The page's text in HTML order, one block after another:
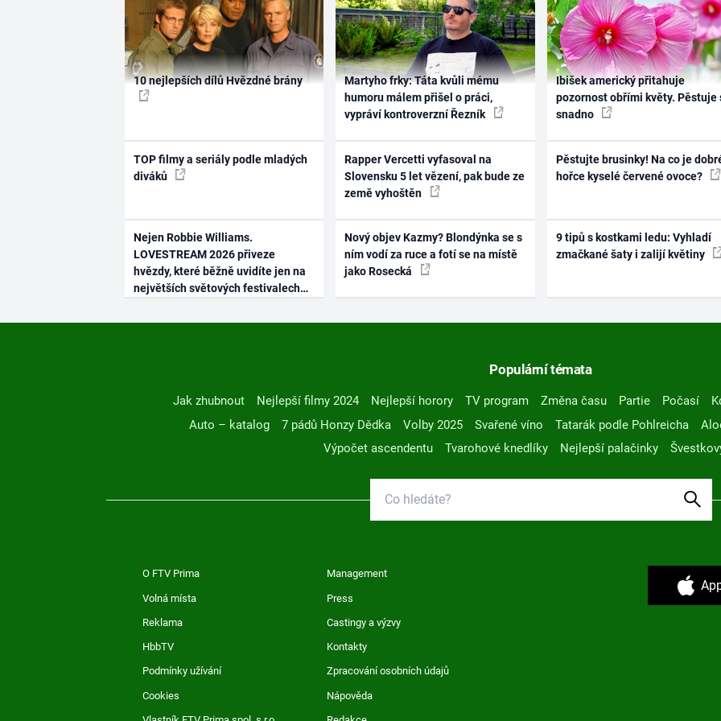
10 nejlepších dílů Hvězdné brány
TOP filmy a seriály podle mladých
diváků
Nejen Robbie Williams.
LOVESTREAM 2026 přiveze
hvězdy, které běžně uvidíte jen na
největších světových festivalech
Martyho frky: Táta kvůli mému
humoru málem přišel o práci,
vypráví kontroverzní Řezník
Rapper Vercetti vyfasoval na
Slovensku 5 let vězení, pak bude ze
země vyhoštěn
Nový objev Kazmy? Blondýnka se s
ním vodí za ruce a fotí se na místě
jako Rosecká
Ibišek americký přitahuje
pozornost obřími květy. Pěstuje
snadno
Pěstujte brusinky! Na co je
hořce kyselé červené ovoce?
9 tipů s kostkami ledu: Vyhladí
zmačkané šaty i zalijí květiny
Populární témata
Jak zhubnout Nejlepší filmy 2024 Nejlepší horory TV program Změna času Partie Počasí
Auto – katalog
7 pádů Honzy Dědka Volby 2025 Svařené víno Tatarák podle Pohlreicha
Výpočet ascendentu
Tvarohové knedlíky Nejlepší palačinky
O FTV Prima Management
Volná místa Press
Reklama Castingy a výzvy
HbbTV Kontakty
Podmínky užívání Zpracování osobních údajů
Cookies Nápověda